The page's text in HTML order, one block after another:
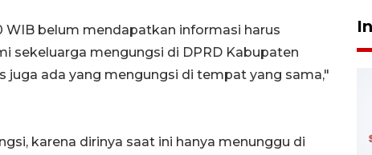
WIB belum mendapatkan informasi harus
sekeluarga mengungsi di DPRD Kabupaten
juga ada yang mengungsi di tempat yang sama,"
karena dirinya saat ini hanya menunggu di